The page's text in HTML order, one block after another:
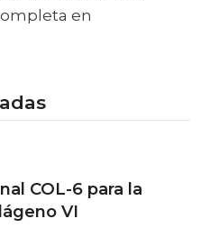
en
COL-6 para la
VI